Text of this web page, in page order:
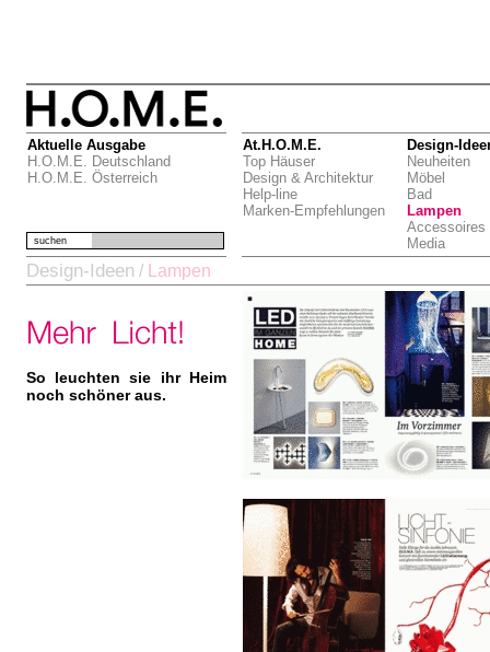
Aktuelle Ausgabe
H.O.M.E. Deutschland
H.O.M.E. Österreich
At.H.O.M.E.
Top Häuser
Design & Architektur
Help-line
Marken-Empfehlungen
Design-
Neuheiten
Möbel
Bad
Lampen
Accessoires
Media
suchen
Design-Ideen / Lampen
So leuchten sie ihr Heim
noch schöner aus.